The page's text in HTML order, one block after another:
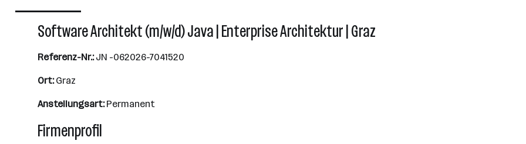
Software Architekt (m/w/d) Java | Enterprise Architektur | Graz
Referenz-Nr.:JN -062026-7041520
Ort:Graz
Anstellungsart:Permanent
Firmenprofil